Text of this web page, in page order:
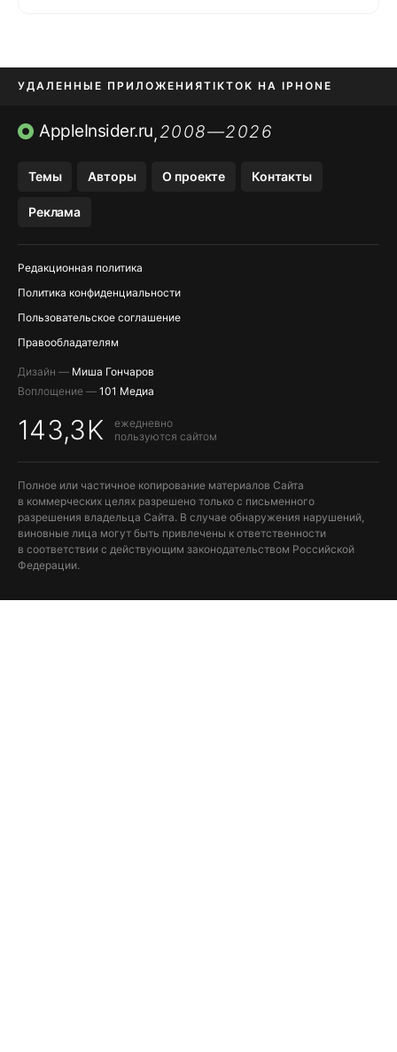
УДАЛЕННЫЕ ПРИЛОЖЕНИЯTIKTOK НА IPHONE
ПРИЛОЖЕНИЯ БЕЗ APP STORE
AppleInsider.ru,2008—2026
Темы Авторы О проекте Контакты
Реклама
Редакционная политика
Политика конфиденциальности
Пользовательское соглашение
Правообладателям
Дизайн — Миша Гончаров
Воплощение — 101 Медиа
143,3K
ежедневно
пользуются сайтом
Полное или частичное копирование материалов Сайта
в коммерческих целях разрешено только с письменного
разрешения владельца Сайта. В случае обнаружения нарушений,
виновные лица могут быть привлечены к ответственности
в соответствии с действующим законодательством Российской
Федерации.